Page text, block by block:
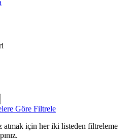
Göre Filtrele
atmak için her iki listeden filtreleme